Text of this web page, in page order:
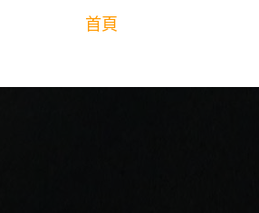
首頁